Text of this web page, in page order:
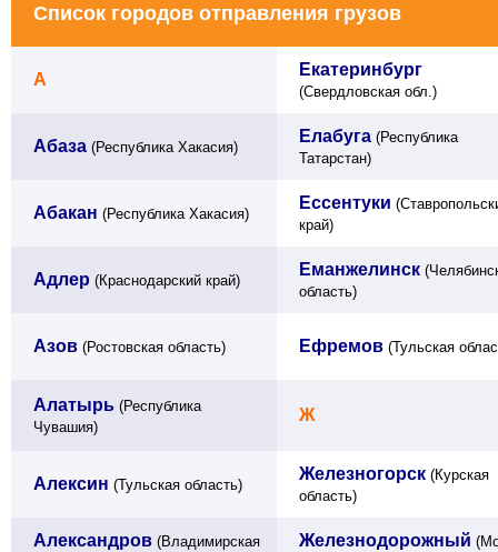
Список городов отправления грузов
А
Екатеринбург
(Свердловская обл.)
Абаза (Республика Хакасия)
Елабуга (Республика
Татарстан)
Абакан (Республика Хакасия)
Ессентуки
край)
Адлер (Краснодарский край)
Еманжелинск
область)
Азов (Ростовская область) Ефремов (Тульская
Алатырь (Республика
Чувашия)
Ж
Алексин (Тульская область)
Железногорск (Курская
область)
Александров (Владимирская Железнодорожный